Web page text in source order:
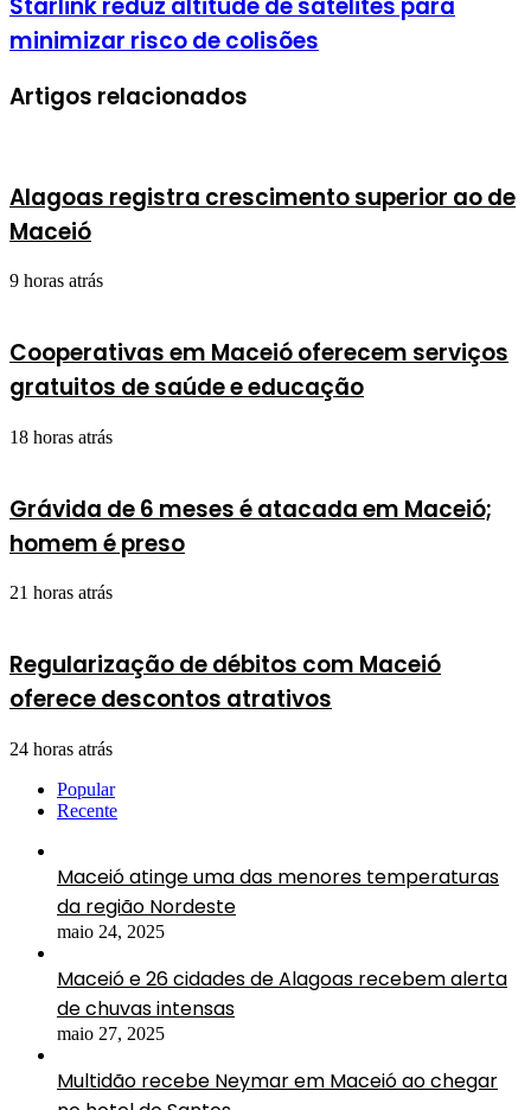
minimizar risco de colisões
Artigos relacionados
Alagoas registra crescimento superior ao de
Maceió
9 horas atrás
Cooperativas em Maceió oferecem serviços
gratuitos de saúde e educação
18 horas atrás
Grávida de 6 meses é atacada em Maceió;
homem é preso
21 horas atrás
Regularização de débitos com Maceió
oferece descontos atrativos
24 horas atrás
Popular
Recente
Maceió atinge uma das menores temperaturas
da região Nordeste
maio 24, 2025
Maceió e 26 cidades de Alagoas recebem alerta
de chuvas intensas
maio 27, 2025
Multidão recebe Neymar em Maceió ao chegar